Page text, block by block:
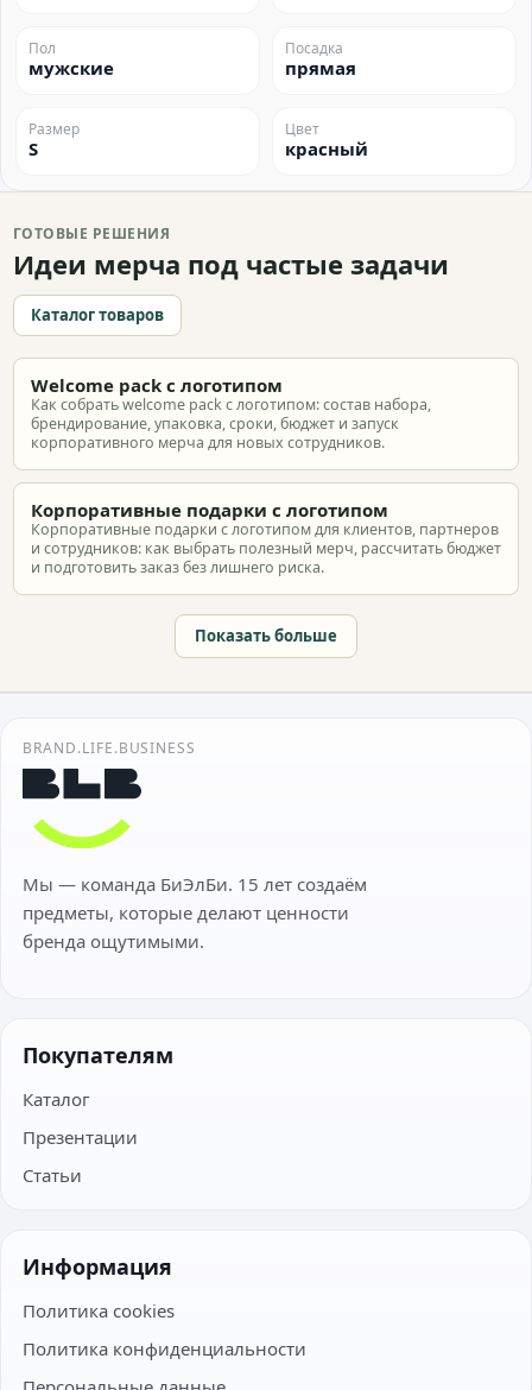
Пол
мужские
Посадка
прямая
Размер
S
Цвет
красный
ГОТОВЫЕ РЕШЕНИЯ
Идеи мерча под частые задачи
Каталог товаров
Welcome pack с логотипом
Как собрать welcome pack с логотипом: состав набора,
брендирование, упаковка, сроки, бюджет и запуск
корпоративного мерча для новых сотрудников.
Корпоративные подарки с логотипом
Корпоративные подарки с логотипом для клиентов, партнеров
и сотрудников: как выбрать полезный мерч, рассчитать бюджет
и подготовить заказ без лишнего риска.
Показать больше
BRAND.LIFE.BUSINESS
Мы — команда БиЭлБи. 15 лет создаём
предметы, которые делают ценности
бренда ощутимыми.
Покупателям
Каталог
Презентации
Статьи
Информация
Политика cookies
Политика конфиденциальности